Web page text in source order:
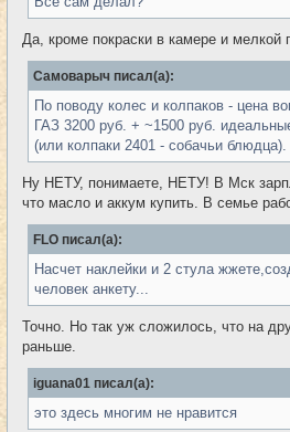
Да, кроме покраски в камере и мелкой
Самоварыч писал(а):
По поводу колес и колпаков - цена
ГАЗ 3200 руб. + ~1500 руб.
(или колпаки 2401 - собачьи блюдца).
Ну НЕТУ, понимаете, НЕТУ! В Мск
что масло и аккум купить. В семье
FLO писал(а):
Насчет наклейки и 2 стула
человек анкету...
Точно. Но так уж сложилось, что на
раньше.
iguana01 писал(а):
это здесь многим не нравится